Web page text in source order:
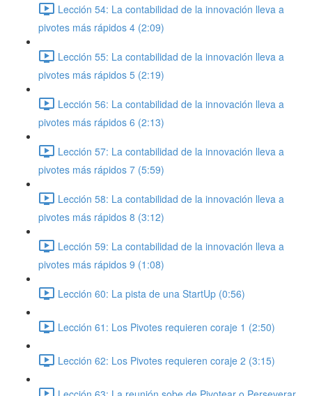
Lección 54: La contabilidad de la innovación lleva a
pivotes más rápidos 4 (2:09)
Lección 55: La contabilidad de la innovación lleva a
pivotes más rápidos 5 (2:19)
Lección 56: La contabilidad de la innovación lleva a
pivotes más rápidos 6 (2:13)
Lección 57: La contabilidad de la innovación lleva a
pivotes más rápidos 7 (5:59)
Lección 58: La contabilidad de la innovación lleva a
pivotes más rápidos 8 (3:12)
Lección 59: La contabilidad de la innovación lleva a
pivotes más rápidos 9 (1:08)
Lección 60: La pista de una StartUp (0:56)
Lección 61: Los Pivotes requieren coraje 1 (2:50)
Lección 62: Los Pivotes requieren coraje 2 (3:15)